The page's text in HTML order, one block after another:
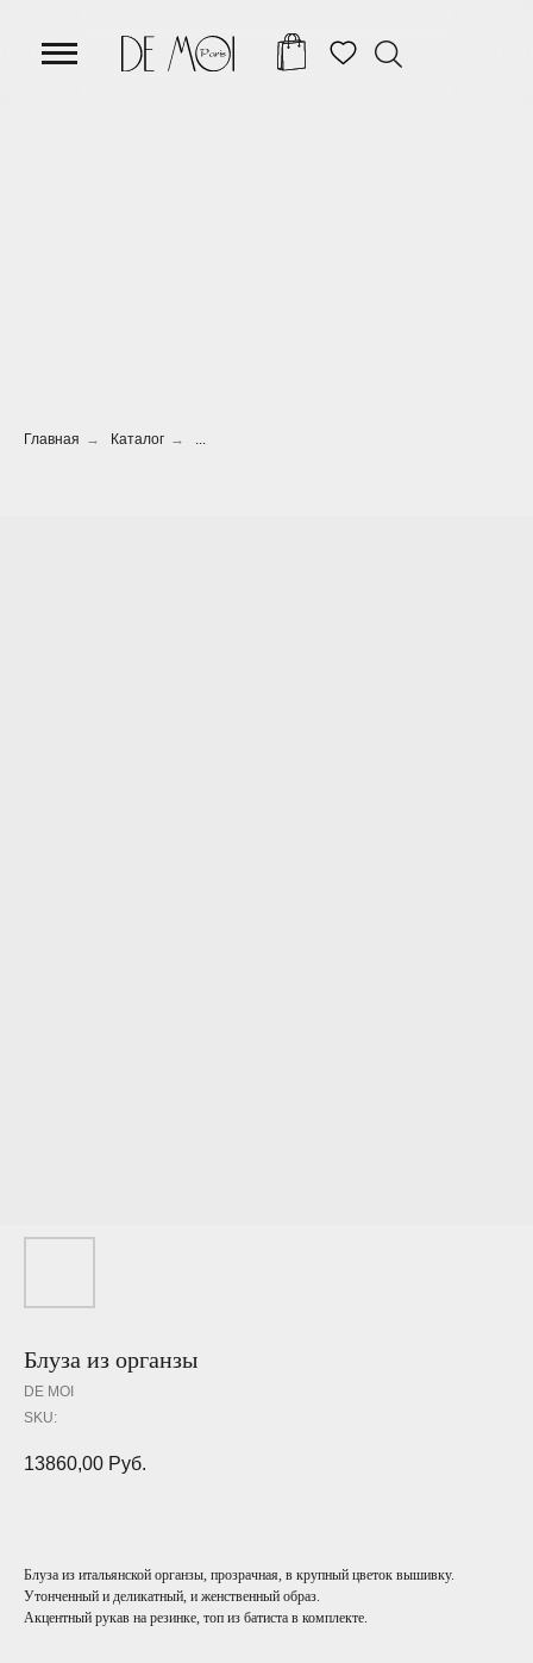
Главная → Каталог → ...
Блуза из органзы
DE MOI
SKU:
13860,00 Руб.
Блуза из итальянской органзы, прозрачная, в крупный цветок вышивку.
Утонченный и деликатный, и женственный образ.
Акцентный рукав на резинке, топ из батиста в комплекте.